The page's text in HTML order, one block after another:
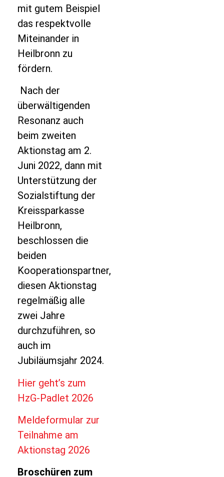
mit gutem Beispiel
das respektvolle
Miteinander in
Heilbronn zu
fördern.
Nach der
überwältigenden
Resonanz auch
beim zweiten
Aktionstag am 2.
Juni 2022, dann mit
Unterstützung der
Sozialstiftung der
Kreissparkasse
Heilbronn,
beschlossen die
beiden
Kooperationspartner,
diesen Aktionstag
regelmäßig alle
zwei Jahre
durchzuführen, so
auch im
Jubiläumsjahr 2024.
Hier geht’s zum
HzG-Padlet 2026
Meldeformular zur
Teilnahme am
Aktionstag 2026
Broschüren zum